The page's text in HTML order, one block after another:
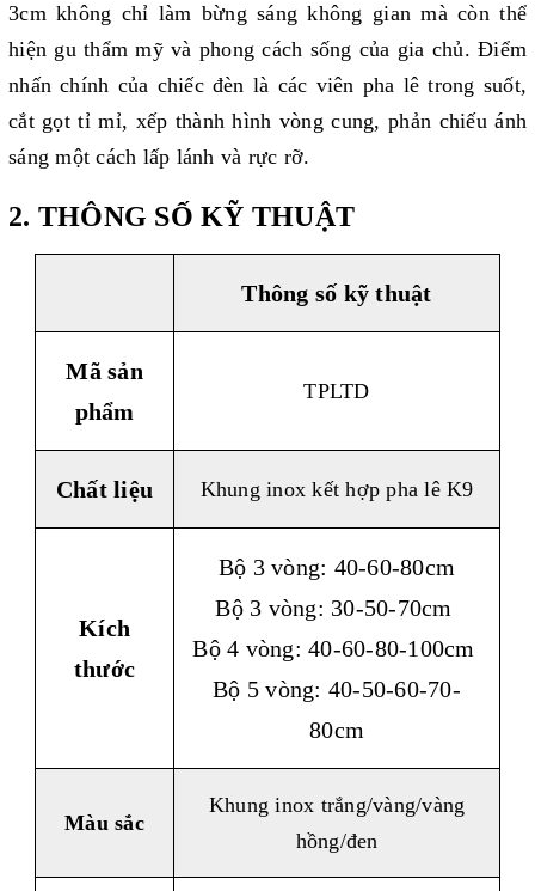
3cm không chỉ làm bừng sáng không gian mà còn thể
hiện gu thẩm mỹ và phong cách sống của gia chủ. Điểm
nhấn chính của chiếc đèn là các viên pha lê trong suốt,
cắt gọt tỉ mỉ, xếp thành hình vòng cung, phản chiếu ánh
sáng một cách lấp lánh và rực rỡ.
2. THÔNG SỐ KỸ THUẬT
Thông số kỹ thuật
Mã sản
phẩm
TPLTD
Chất liệu Khung inox kết hợp pha lê K9
Kích
thước
Bộ 3 vòng: 40-60-80cm
Bộ 3 vòng: 30-50-70cm
Bộ 4 vòng: 40-60-80-100cm
Bộ 5 vòng: 40-50-60-70-
80cm
Màu sắc
Khung inox trắng/vàng/vàng
hồng/đen